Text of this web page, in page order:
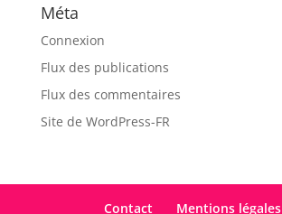
Méta
Connexion
Flux des publications
Flux des commentaires
Site de WordPress-FR
Contact Mentions légales